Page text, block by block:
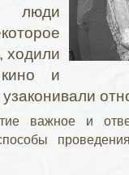
ходили
и
важное и